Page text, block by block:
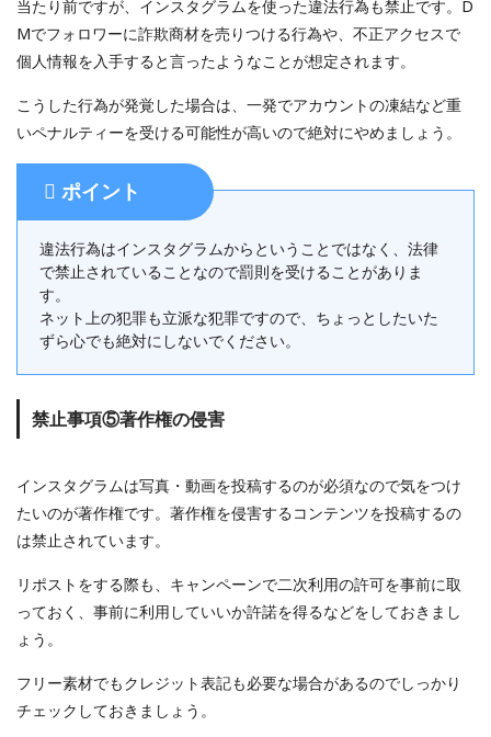
当たり前ですが、インスタグラムを使った違法行為も禁止です。D
Mでフォロワーに詐欺商材を売りつける行為や、不正アクセスで
個人情報を入手すると言ったようなことが想定されます。
こうした行為が発覚した場合は、一発でアカウントの凍結など重
いペナルティーを受ける可能性が高いので絶対にやめましょう。
ポイント
違法行為はインスタグラムからということではなく、法律
で禁止されていることなので罰則を受けることがありま
す。
ネット上の犯罪も立派な犯罪ですので、ちょっとしたいた
ずら心でも絶対にしないでください。
禁止事項⑤著作権の侵害
インスタグラムは写真・動画を投稿するのが必須なので気をつけ
たいのが著作権です。著作権を侵害するコンテンツを投稿するの
は禁止されています。
リポストをする際も、キャンペーンで二次利用の許可を事前に取
っておく、事前に利用していいか許諾を得るなどをしておきまし
ょう。
フリー素材でもクレジット表記も必要な場合があるのでしっかり
チェックしておきましょう。